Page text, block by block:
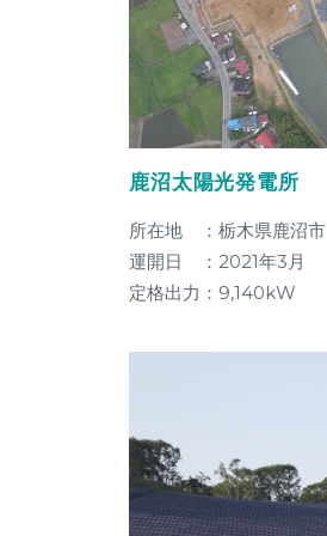
鹿沼太陽光発電所
所在地 ：栃木県鹿沼市
運開日 ：2021年3月
定格出力：9,140kW